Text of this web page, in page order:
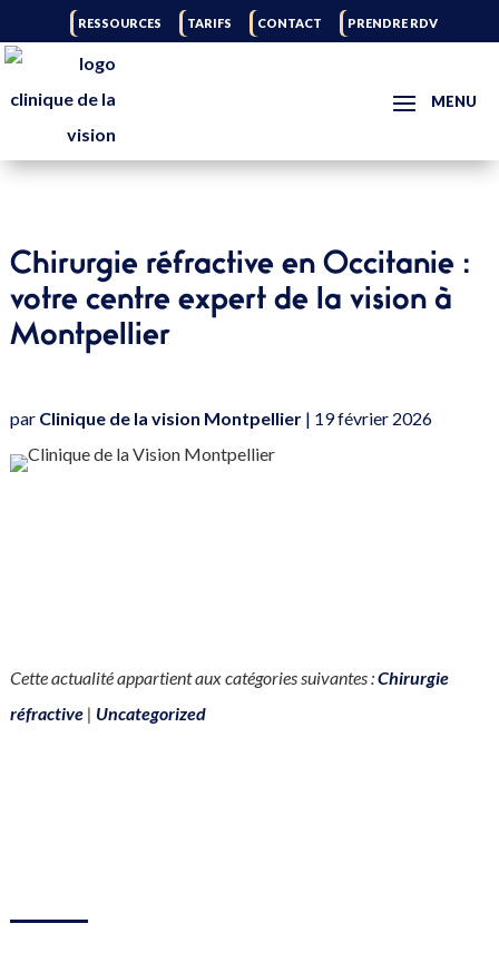
RESSOURCES TARIFS CONTACT PRENDRE RDV
Chirurgie réfractive en Occitanie :
votre centre expert de la vision à
Montpellier
par Clinique de la vision Montpellier| 19 février 2026
Cette actualité appartient aux catégories suivantes :Chirurgie
réfractive| Uncategorized